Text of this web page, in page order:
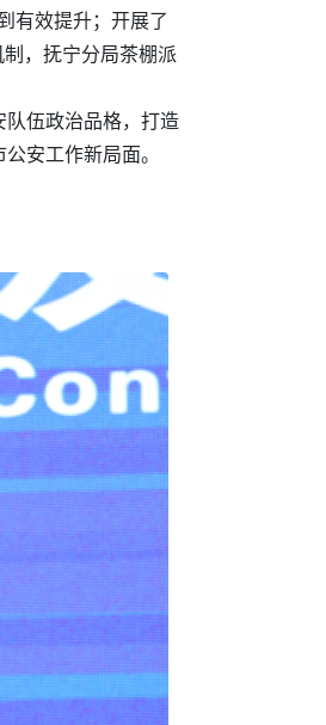
有效提升；开展了
制，抚宁分局茶棚派
队伍政治品格，打造
安工作新局面。